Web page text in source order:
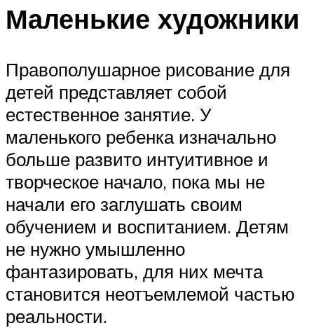
Маленькие художники
Правополушарное рисование для
детей представляет собой
естественное занятие. У
маленького ребенка изначально
больше развито интуитивное и
творческое начало, пока мы не
начали его заглушать своим
обучением и воспитанием. Детям
не нужно умышленно
фантазировать, для них мечта
становится неотъемлемой частью
реальности.